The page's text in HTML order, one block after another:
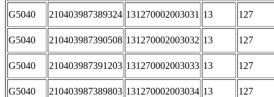
G5040 210403987389324 131270002003031 13 127
G5040 210403987390508 131270002003032 13 127
G5040 210403987391203 131270002003033 13 127
G5040 210403987389803 131270002003034 13 127